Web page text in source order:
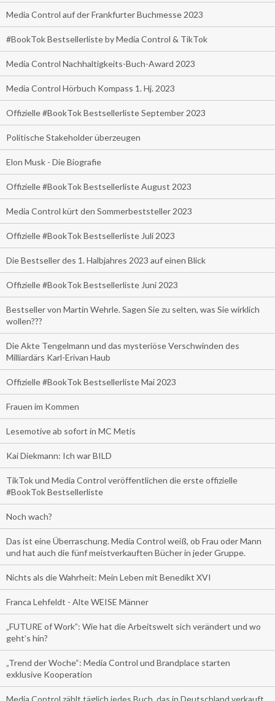
Media Control auf der Frankfurter Buchmesse 2023
#BookTok Bestsellerliste by Media Control & TikTok
Media Control Nachhaltigkeits-Buch-Award 2023
Media Control Hörbuch Kompass 1. Hj. 2023
Offizielle #BookTok Bestsellerliste September 2023
Politische Stakeholder überzeugen
Elon Musk - Die Biografie
Offizielle #BookTok Bestsellerliste August 2023
Media Control kürt den Sommerbeststeller 2023
Offizielle #BookTok Bestsellerliste Juli 2023
Die Bestseller des 1. Halbjahres 2023 auf einen Blick
Offizielle #BookTok Bestsellerliste Juni 2023
Bestseller von Martin Wehrle. Sagen Sie zu selten, was Sie wirklich
wollen???
Die Akte Tengelmann und das mysteriöse Verschwinden des
Milliardärs Karl-Erivan Haub
Offizielle #BookTok Bestsellerliste Mai 2023
Frauen im Kommen
Lesemotive ab sofort in MC Metis
Kai Diekmann: Ich war BILD
TikTok und Media Control veröffentlichen die erste offizielle
#BookTok Bestsellerliste
Noch wach?
Das ist eine Überraschung. Media Control weiß, ob Frau oder Mann
und hat auch die fünf meistverkauften Bücher in jeder Gruppe.
Nichts als die Wahrheit: Mein Leben mit Benedikt XVI
Franca Lehfeldt - Alte WEISE Männer
„FUTURE of Work”: Wie hat die Arbeitswelt sich verändert und wo
geht’s hin?
„Trend der Woche“: Media Control und Brandplace starten
exklusive Kooperation
Media Control zählt täglich jedes Buch, das in Deutschland verkauft